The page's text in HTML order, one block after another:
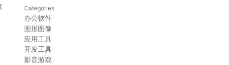
Categories
办公软件
图形图像
应用工具
开发工具
影音游戏